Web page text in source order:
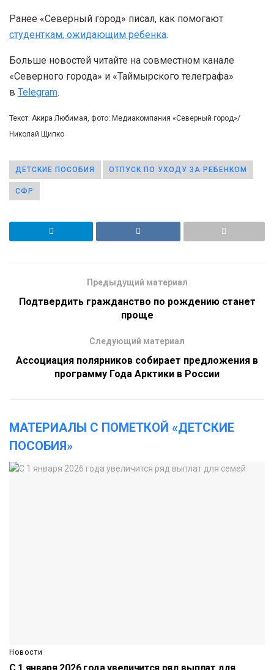
Ранее «Северный город» писал, как помогают
студенткам, ожидающим ребенка.
Больше новостей читайте на совместном канале
«Северного города» и «Таймырского телеграфа»
в Telegram.
Текст: Акира Любимая, фото: Медиакомпания «Северный город»/
Николай Щипко
ДЕТСКИЕ ПОСОБИЯ ОТПУСК ПО УХОДУ ЗА РЕБЕНКОМ
СФР
Предыдущий материал
Подтвердить гражданство по рождению станет
проще
Следующий материал
Ассоциация полярников собирает предложения в
программу Года Арктики в России
МАТЕРИАЛЫ С ПОМЕТКОЙ «ДЕТСКИЕ
ПОСОБИЯ»
Новости